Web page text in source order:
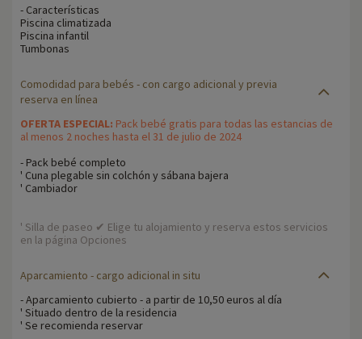
- Características
Piscina climatizada
Piscina infantil
Tumbonas
Comodidad para bebés - con cargo adicional y previa
reserva en línea
OFERTA ESPECIAL: Pack bebé gratis para todas las estancias de
al menos 2 noches hasta el 31 de julio de 2024
- Pack bebé completo
' Cuna plegable sin colchón y sábana bajera
' Cambiador
' Silla de paseo ✔ Elige tu alojamiento y reserva estos servicios
en la página Opciones
Aparcamiento - cargo adicional in situ
- Aparcamiento cubierto - a partir de 10,50 euros al día
' Situado dentro de la residencia
' Se recomienda reservar